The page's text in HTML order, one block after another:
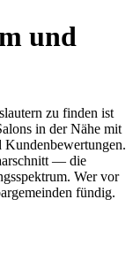
und
zu finden ist
in der Nähe mit
Kundenbewertungen.
— die
Wer vor
fündig.